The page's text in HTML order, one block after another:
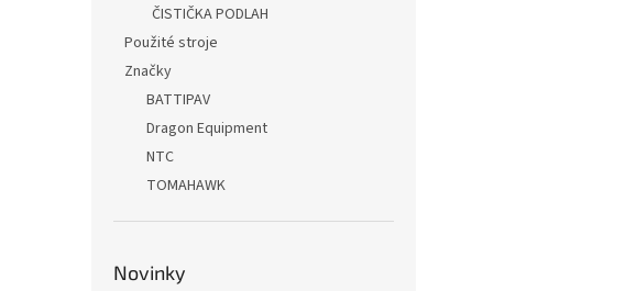
ČISTIČKA PODLAH
Použité stroje
Značky
BATTIPAV
Dragon Equipment
NTC
TOMAHAWK
Novinky